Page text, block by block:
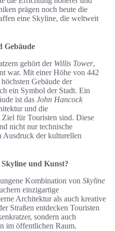
prägen noch heute die
eine Skyline, die weltweit
Gebäude
gehört der Willis Tower,
war. Mit einer Höhe von 442
Gebäude der
ein Symbol der Stadt. Ein
ist das John Hancock
und die
für Touristen sind. Diese
nicht nur technische
Ausdruck der kulturellen
und Kunst?
Kombination von Skyline
einzigartige
Architektur als auch kreative
Straßen entdecken Touristen
sondern auch
im öffentlichen Raum.